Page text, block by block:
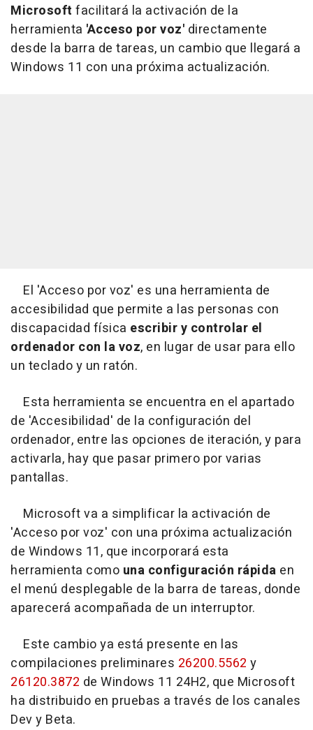
Microsoft facilitará la activación de la
herramienta 'Acceso por voz' directamente
desde la barra de tareas, un cambio que llegará a
Windows 11 con una próxima actualización.
El 'Acceso por voz' es una herramienta de
accesibilidad que permite a las personas con
discapacidad física escribir y controlar el
ordenador con la voz, en lugar de usar para ello
un teclado y un ratón.
Esta herramienta se encuentra en el apartado
de 'Accesibilidad' de la configuración del
ordenador, entre las opciones de iteración, y para
activarla, hay que pasar primero por varias
pantallas.
Microsoft va a simplificar la activación de
'Acceso por voz' con una próxima actualización
de Windows 11, que incorporará esta
herramienta como una configuración rápida en
el menú desplegable de la barra de tareas, donde
aparecerá acompañada de un interruptor.
Este cambio ya está presente en las
compilaciones preliminares 26200.5562 y
26120.3872 de Windows 11 24H2, que Microsoft
ha distribuido en pruebas a través de los canales
Dev y Beta.